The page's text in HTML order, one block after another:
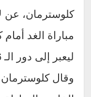
كلوسترمان، عن
مباراة الغد
ليعبر إلى دور الـ 16 في كأس العالم 2022.
وقال